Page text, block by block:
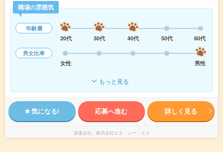
職場の雰囲気
年齢層
20代
30代 40代 50代
60代
男女比率
女性
男性
もっと見る
気になる! 応募へ進む 詳しく見る
派遣会社 株式会社エヌ・シー・エス